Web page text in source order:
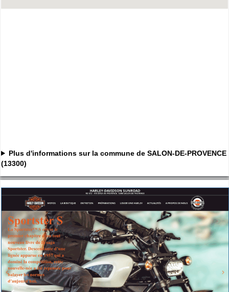
Plus d'informations sur la commune de SALON-DE-PROVENCE
(13300)